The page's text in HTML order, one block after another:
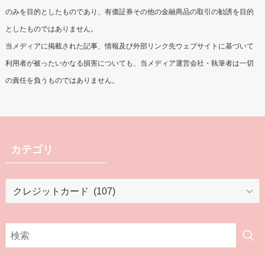
のみを目的としたものであり、有価証券その他の金融商品の取引の勧誘を目的
としたものではありません。
当メディアに掲載された記事、情報及び外部リンク先ウェブサイトに基づいて
利用者が被ったいかなる損害についても、当メディア運営会社・執筆者は一切
の責任を負うものではありません。
カテゴリ
リ